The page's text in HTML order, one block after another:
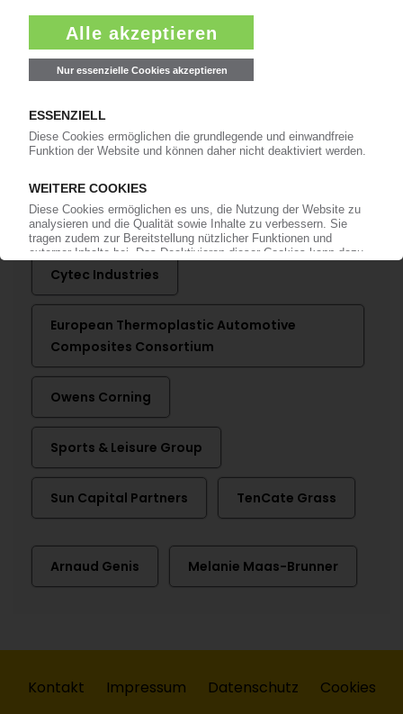
3M
Erwerb des Kernmaterialspezialisten Nida Core
/ Mit Windkraftboom rücken Composite-
Aktivitäten in den Fokus
Mehr zu
3M Amber Composites BASF
Cytec Industries
European Thermoplastic Automotive
Composites Consortium
Owens Corning
Sports & Leisure Group
Sun Capital Partners TenCate Grass
Arnaud Genis Melanie Maas-Brunner
Kontakt Impressum Datenschutz Cookies